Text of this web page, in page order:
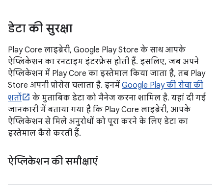
डेटा की सुरक्षा
Play Core लाइब्रेरी, Google Play Store के साथ आपके
ऐप्लिकेशन का रनटाइम इंटरफ़ेस होती हैं. इसलिए, जब अपने
ऐप्लिकेशन में Play Core का इस्तेमाल किया जाता है, तब Play
Store अपनी प्रोसेस चलाता है. इनमें Google Play की सेवा की
शर्तों
के मुताबिक डेटा को मैनेज करना शामिल है. यहां दी गई
जानकारी में बताया गया है कि Play Core लाइब्रेरी, आपके
ऐप्लिकेशन से मिले अनुरोधों को पूरा करने के लिए डेटा का
इस्तेमाल कैसे करती हैं.
ऐप्लिकेशन की समीक्षाएं